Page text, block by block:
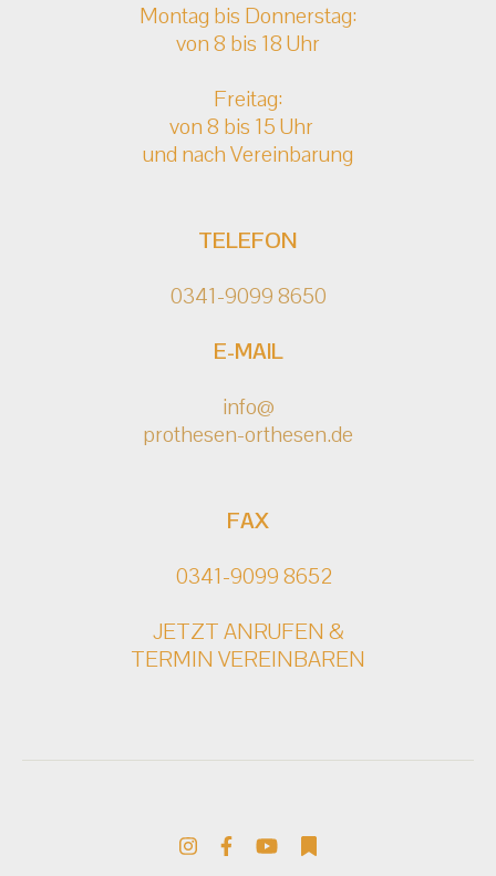
Montag bis Donnerstag:
von 8 bis 18 Uhr
Freitag:
von 8 bis 15 Uhr
und nach Vereinbarung
TELEFON
0341-9099 8650
E-MAIL
info@
prothesen-orthesen.de
FAX
0341-9099 8652
JETZT ANRUFEN &
TERMIN VEREINBAREN